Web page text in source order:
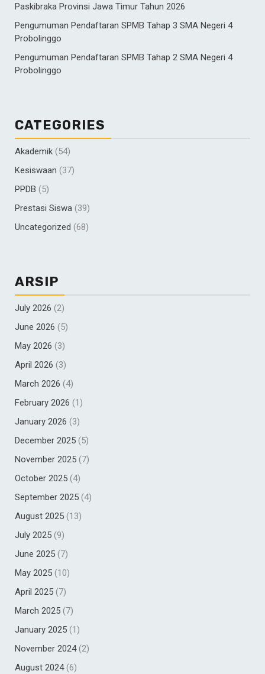
Paskibraka Provinsi Jawa Timur Tahun 2026
Pengumuman Pendaftaran SPMB Tahap 3 SMA Negeri 4
Probolinggo
Pengumuman Pendaftaran SPMB Tahap 2 SMA Negeri 4
Probolinggo
CATEGORIES
Akademik (54)
Kesiswaan (37)
PPDB (5)
Prestasi Siswa (39)
Uncategorized (68)
ARSIP
July 2026 (2)
June 2026 (5)
May 2026 (3)
April 2026 (3)
March 2026 (4)
February 2026 (1)
January 2026 (3)
December 2025 (5)
November 2025 (7)
October 2025 (4)
September 2025 (4)
August 2025 (13)
July 2025 (9)
June 2025 (7)
May 2025 (10)
April 2025 (7)
March 2025 (7)
January 2025 (1)
November 2024(2)
August 2024(6)